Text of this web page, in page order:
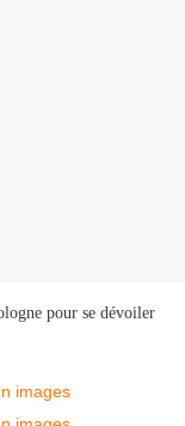
pour se dévoiler